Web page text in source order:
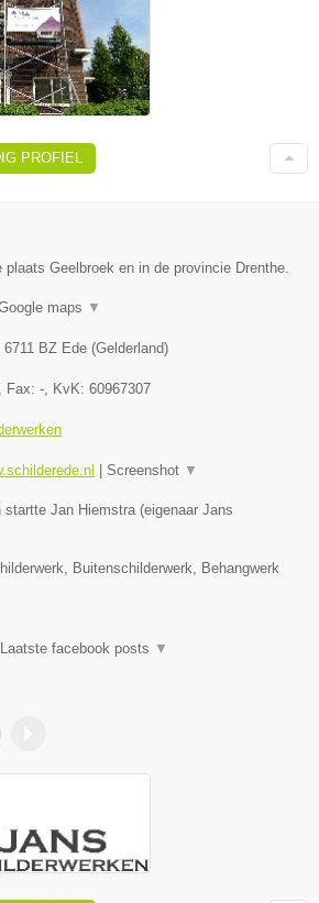
PROFIEL
plaats Geelbroek en in de provincie Drenthe.
maps ▼
6711 BZ Ede (Gelderland)
, Fax: - , KvK: 60967307
Screenshot ▼
startte Jan Hiemstra (eigenaar Jans
Buitenschilderwerk, Behangwerk
Laatste facebook posts ▼